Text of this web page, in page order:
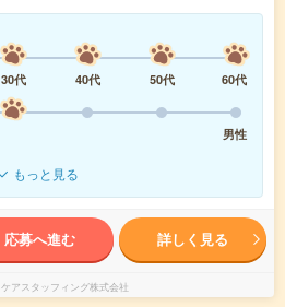
30代 40代 50代
60代
男性
もっと見る
応募へ進む 詳しく見る
ケアスタッフィング株式会社